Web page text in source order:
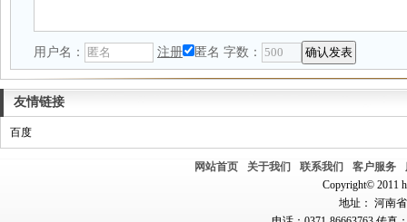
用户名： 注册 匿名 字数：
友情链接
百度
网站首页 关于我们 联系我们 客户服务
Copyright© 2011
地址： 河南